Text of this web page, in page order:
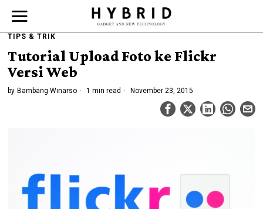
TIPS & TRIK
Tutorial Upload Foto ke Flickr
Versi Web
by Bambang Winarso 1 min read November 23, 2015